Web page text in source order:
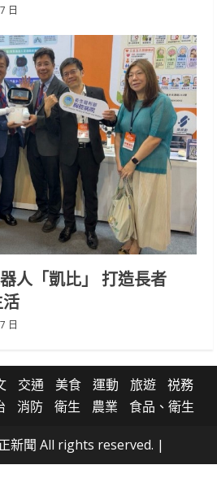
日
人「凱比」 打造長者
日
交通 美食 運動 旅遊
祱務
消防 衛生 農業 食品、衛生
新聞 All rights reserved. |